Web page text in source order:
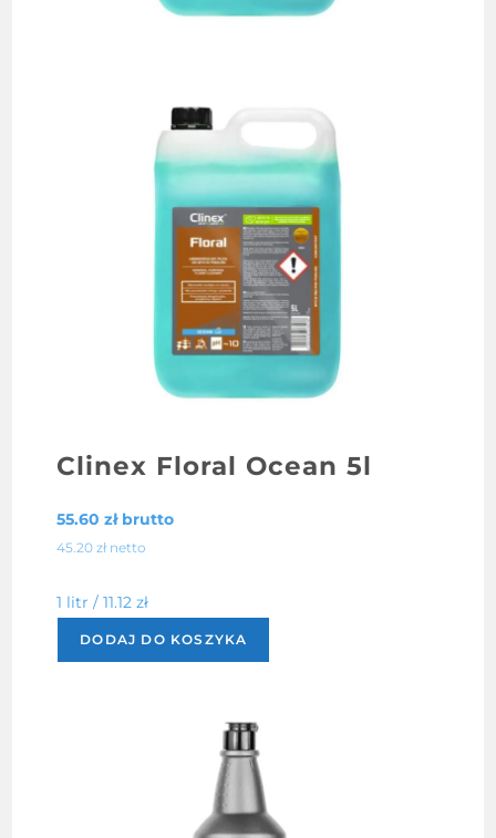
Clinex Floral Ocean 5l
55.60złbrutto
45.20zł netto
1 litr / 11.12zł
DODAJ DO KOSZYKA